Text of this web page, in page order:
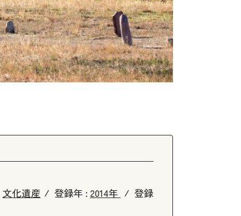
文化遺産 登録年 : 2014年
登録